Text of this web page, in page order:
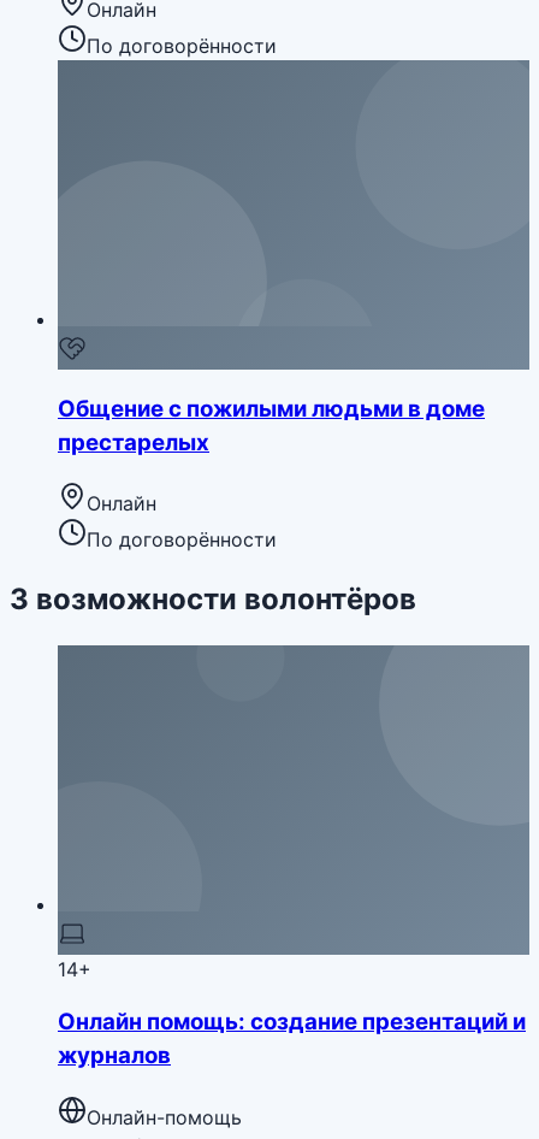
Онлайн
По договорённости
Общение с пожилыми людьми в доме
престарелых
Онлайн
По договорённости
3 возможности волонтёров
14+
Онлайн помощь: создание презентаций и
журналов
Онлайн-помощь